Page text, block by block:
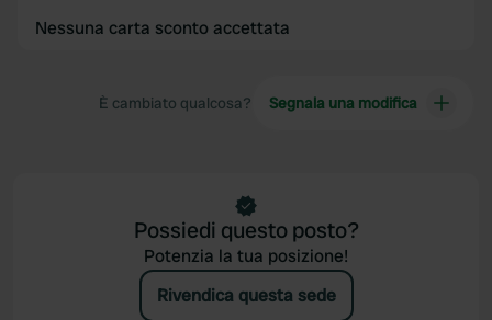
Nessuna carta sconto accettata
È cambiato qualcosa? Segnala una modifica
Possiedi questo posto?
Potenzia la tua posizione!
Rivendica questa sede